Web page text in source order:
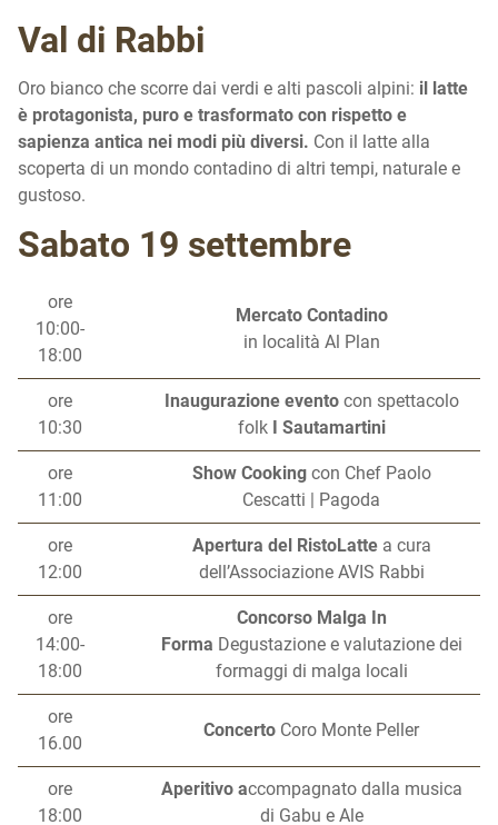
Val di Rabbi
Oro bianco che scorre dai verdi e alti pascoli alpini: il latte
è protagonista, puro e trasformato con rispetto e
sapienza antica nei modi più diversi. Con il latte alla
scoperta di un mondo contadino di altri tempi, naturale e
gustoso.
Sabato 19 settembre
ore
10:00-
18:00
Mercato Contadino
in località Al Plan
ore
10:30
Inaugurazione evento con spettacolo
folk I Sautamartini
ore
11:00
Show Cooking con Chef Paolo
Cescatti | Pagoda
ore
12:00
Apertura del RistoLatte a cura
dell’Associazione AVIS Rabbi
ore
14:00-
18:00
Concorso Malga In
Forma Degustazione e valutazione dei
formaggi di malga locali
ore
16.00
Concerto Coro Monte Peller
ore
18:00
Aperitivo accompagnato dalla musica
di Gabu e Ale